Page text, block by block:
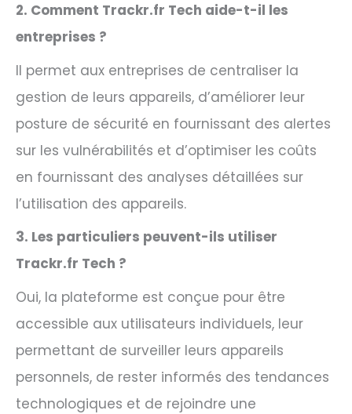
2. Comment Trackr.fr Tech aide-t-il les
entreprises ?
Il permet aux entreprises de centraliser la
gestion de leurs appareils, d’améliorer leur
posture de sécurité en fournissant des alertes
sur les vulnérabilités et d’optimiser les coûts
en fournissant des analyses détaillées sur
l’utilisation des appareils.
3. Les particuliers peuvent-ils utiliser
Trackr.fr Tech ?
Oui, la plateforme est conçue pour être
accessible aux utilisateurs individuels, leur
permettant de surveiller leurs appareils
personnels, de rester informés des tendances
technologiques et de rejoindre une